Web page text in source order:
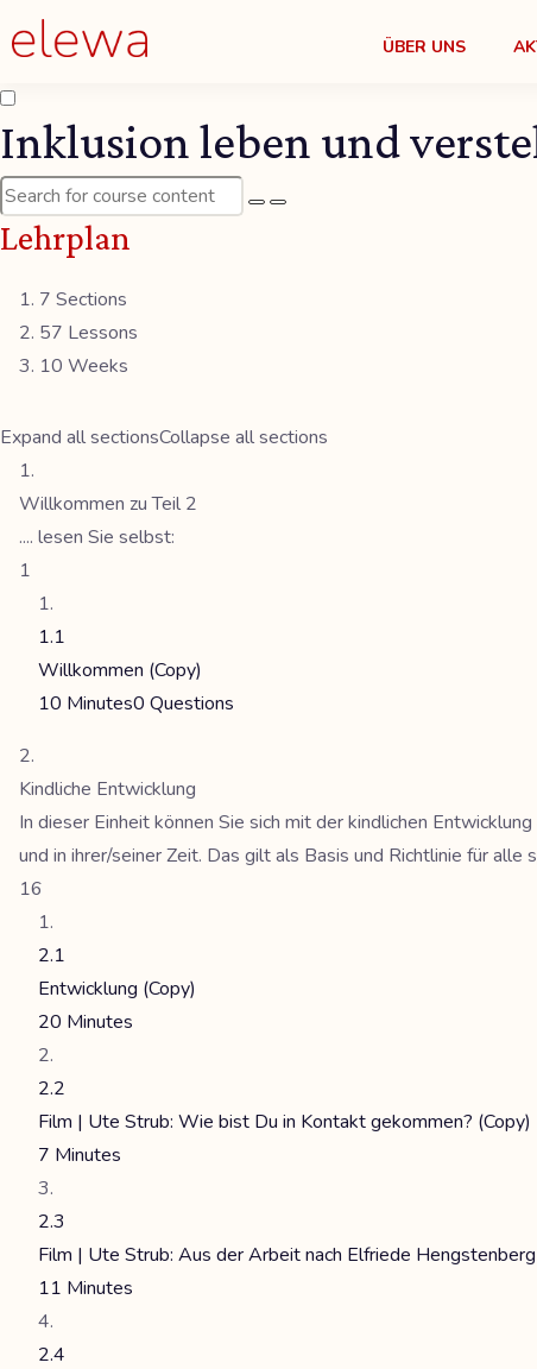
ÜBER UNS
Inklusion leben und
Lehrplan
7 Sections
57 Lessons
10 Weeks
Expand all sectionsCollapse all sections
Willkommen zu Teil 2
.... lesen Sie selbst:
1
1.1
Willkommen (Copy)
10 Minutes0 Questions
Kindliche Entwicklung
In dieser Einheit können Sie sich mit der kindlichen
und in ihrer/seiner Zeit. Das gilt als Basis und Richtlinie für alle
16
2.1
Entwicklung (Copy)
20 Minutes
2.2
Film | Ute Strub: Wie bist Du in Kontakt gekommen? (Copy)
7 Minutes
2.3
Film | Ute Strub: Aus der Arbeit nach Elfriede
11 Minutes
2.4